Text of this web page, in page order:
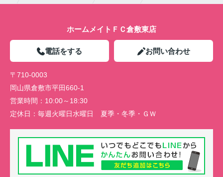
ホームメイトＦＣ倉敷東店
電話をする お問い合わせ
〒710-0003
岡山県倉敷市平田660-1
営業時間： 10:00～18:30
定休日： 毎週火曜日水曜日 夏季・冬季・ＧＷ